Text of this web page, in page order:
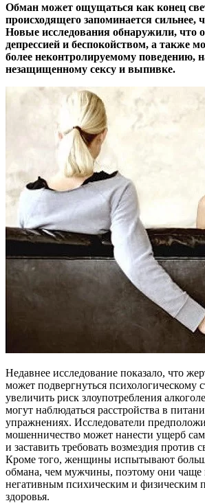
Обман может ощущаться как конец
происходящего запоминается сильнее,
Новые исследования обнаружили, что
депрессией и беспокойством, а также
более неконтролируемому поведению,
незащищенному сексу и выпивке.
Недавнее исследование показало, что
может подвергнуться психологическому
увеличить риск злоупотребления
могут наблюдаться расстройства в
упражнениях. Исследователи
мошенничество может нанести ущерб
и заставить требовать возмездия против
Кроме того, женщины испытывают
обмана, чем мужчины, поэтому они
негативным психическим и физическим
здоровья.